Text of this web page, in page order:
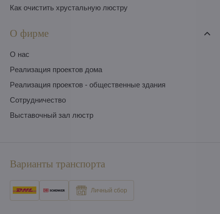
Как очистить хрустальную люстру
О фирме
O нас
Pеализация проектов дома
Pеализация проектов - общественные здания
Сотрудничество
Выставочный зал люстр
Варианты транспорта
Личный сбор